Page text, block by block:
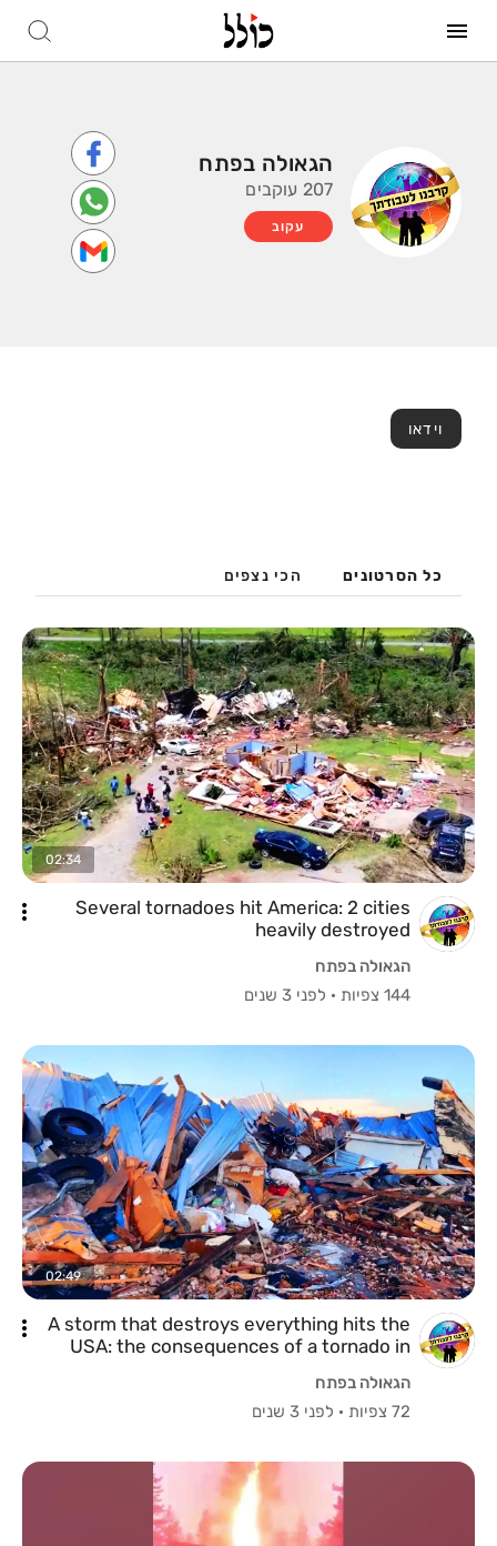
הגאולה בפתח
207 עוקבים
עקוב
וידאו
כל הסרטונים הכי נצפים
02:34
Several tornadoes hit America: 2 cities
heavily destroyed
הגאולה בפתח
144 צפיות
· לפני 3 שנים
02:49
A storm that destroys everything hits the
USA: the consequences of a tornado in
הגאולה בפתח
72 צפיות
· לפני 3 שנים